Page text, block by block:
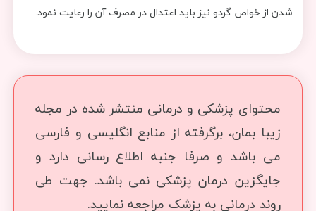
شدن از خواص گردو نیز باید اعتدال در مصرف آن را رعایت نمود.
محتوای پزشکی و درمانی منتشر شده در مجله
زیبا بمان، برگرفته از منابع انگلیسی و فارسی
می باشد و صرفا جنبه اطلاع رسانی دارد و
جایگزین درمان پزشکی نمی باشد. جهت طی
روند درمانی به پزشک مراجعه نمایید.